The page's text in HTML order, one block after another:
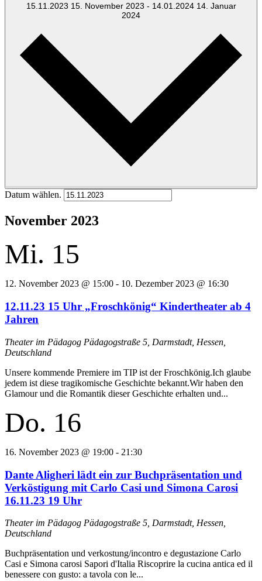
15.11.2023 15. November 2023 - 14.01.2024 14. Januar
2024
Datum wählen.
November 2023
Mi. 15
12. November 2023 @ 15:00 - 10. Dezember 2023 @ 16:30
12.11.23 15 Uhr „Froschkönig“ Kindertheater ab 4
Jahren
Theater im Pädagog Pädagogstraße 5, Darmstadt, Hessen,
Deutschland
Unsere kommende Premiere im TIP ist der Froschkönig.Ich glaube
jedem ist diese tragikomische Geschichte bekannt.Wir haben den
Glamour und die Romantik dieser Geschichte erhalten und...
Do. 16
16. November 2023 @ 19:00 - 21:30
Dante Aligheri lädt ein zur Buchpräsentation und
Verköstigung mit Carlo Casi und Simona Carosi
16.11.23 19 Uhr
Theater im Pädagog Pädagogstraße 5, Darmstadt, Hessen,
Deutschland
Buchpräsentation und verkostung/incontro e degustazione Carlo
Casi e Simona carosi Sapori d'Italia Riscoprire la cucina antica ed il
benessere con gusto: a tavola con le...